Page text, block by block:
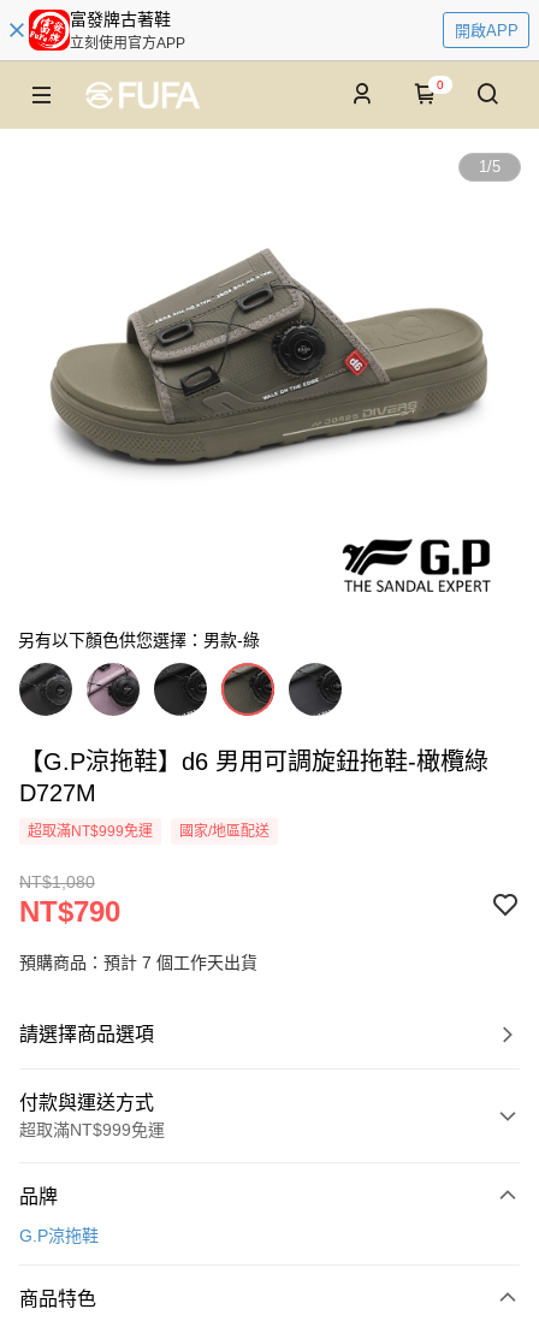
富發牌古著鞋
立刻使用官方APP
開啟APP
0
1/5
另有以下顏色供您選擇：男款-綠
【G.P涼拖鞋】d6 男用可調旋鈕拖鞋-橄欖綠
D727M
超取滿NT$999免運 國家/地區配送
NT$1,080
NT$790
預購商品：預計 7 個工作天出貨
請選擇商品選項
付款與運送方式
超取滿NT$999免運
信用卡一次付款
LINE Pay
品牌
G.P涼拖鞋
商品特色